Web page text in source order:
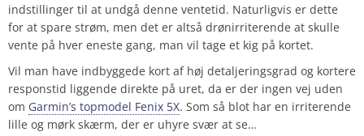
indstillinger til at undgå denne ventetid. Naturligvis er dette
for at spare strøm, men det er altså drønirriterende at skulle
vente på hver eneste gang, man vil tage et kig på kortet.
Vil man have indbyggede kort af høj detaljeringsgrad og kortere
responstid liggende direkte på uret, da er der ingen vej uden
om Garmin’s topmodel Fenix 5X. Som så blot har en irriterende
lille og mørk skærm, der er uhyre svær at se…